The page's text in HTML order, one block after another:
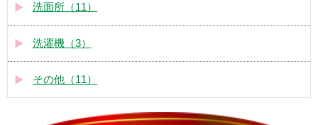
洗面所（11）
洗濯機（3）
その他（11）